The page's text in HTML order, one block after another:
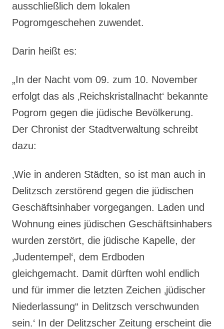
ausschließlich dem lokalen
Pogromgeschehen zuwendet.
Darin heißt es:
„In der Nacht vom 09. zum 10. November
erfolgt das als ‚Reichskristallnacht‘ bekannte
Pogrom gegen die jüdische Bevölkerung.
Der Chronist der Stadtverwaltung schreibt
dazu:
‚Wie in anderen Städten, so ist man auch in
Delitzsch zerstörend gegen die jüdischen
Geschäftsinhaber vorgegangen. Laden und
Wohnung eines jüdischen Geschäftsinhabers
wurden zerstört, die jüdische Kapelle, der
‚Judentempel‘, dem Erdboden
gleichgemacht. Damit dürften wohl endlich
und für immer die letzten Zeichen ‚jüdischer
Niederlassung“ in Delitzsch verschwunden
sein.‘ In der Delitzscher Zeitung erscheint die